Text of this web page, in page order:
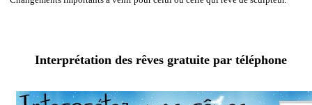
Interprétation des rêves gratuite par téléphone